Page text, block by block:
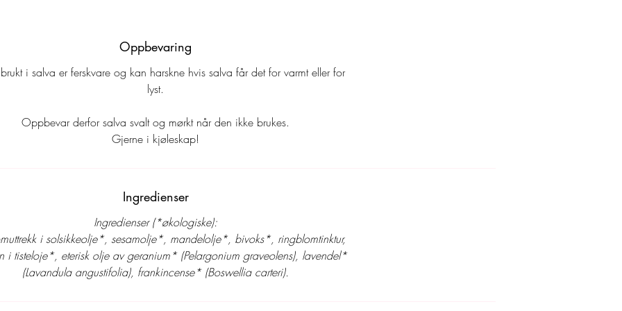
har hatt en fin effekt på acne
hjelpe flere med det?
Oppbevaring
i salva er ferskvare og kan harskne hvis salva får det for varmt eller for
lyst.
Oppbevar derfor salva svalt og mørkt når den ikke brukes.
Gjerne i kjøleskap!
Ingredienser
Ingredienser (*økologiske):
i solsikkeolje*, sesamolje*, mandelolje*, bivoks*, ringblomtinktur,
i tisteloje*, eterisk olje av geranium* (Pelargonium graveolens), lavendel*
(Lavandula angustifolia), frankincense* (Boswellia carteri).